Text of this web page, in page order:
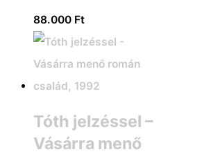
88.000 Ft
Tóth jelzéssel –
Vásárra menő